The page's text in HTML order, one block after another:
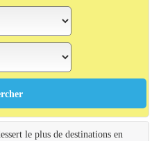
le plus de destinations en